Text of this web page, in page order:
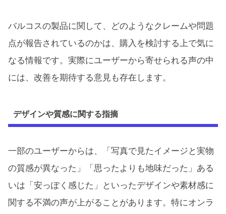
バルコスの製品に関して、どのようなクレームや問題
点が報告されているのかは、購入を検討する上で気に
なる情報です。実際にユーザーから寄せられる声の中
には、改善を期待する意見も存在します。
デザインや質感に関する指摘
一部のユーザーからは、「写真で見たイメージと実物
の質感が異なった」「思ったよりも地味だった」ある
いは「安っぽく感じた」といったデザインや素材感に
関する不満の声が上がることがあります。特にオンラ